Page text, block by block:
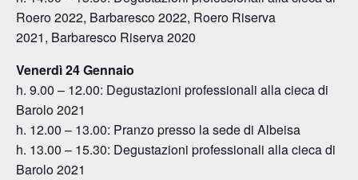
Roero 2022, Barbaresco 2022, Roero Riserva
2021, Barbaresco Riserva 2020
Venerdì 24 Gennaio
h. 9.00 – 12.00: Degustazioni professionali alla cieca di
Barolo 2021
h. 12.00 – 13.00: Pranzo presso la sede di Albeisa
h. 13.00 – 15.30: Degustazioni professionali alla cieca di
Barolo 2021